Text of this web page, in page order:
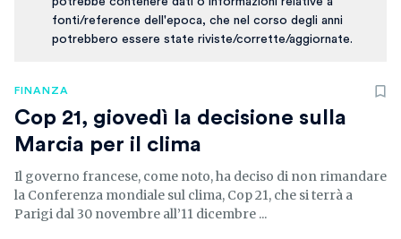
fonti/reference dell'epoca, che nel corso degli anni
potrebbero essere state riviste/corrette/aggiornate.
FINANZA
Cop 21, giovedì la decisione sulla
Marcia per il clima
Il governo francese, come noto, ha deciso di non rimandare
la Conferenza mondiale sul clima, Cop 21, che si terrà a
Parigi dal 30 novembre all’11 dicembre ...